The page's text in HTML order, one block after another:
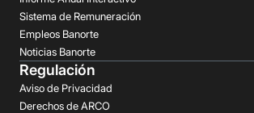
Sistema de Remuneración
Empleos Banorte
Noticias Banorte
Regulación
Aviso de Privacidad
Derechos de ARCO